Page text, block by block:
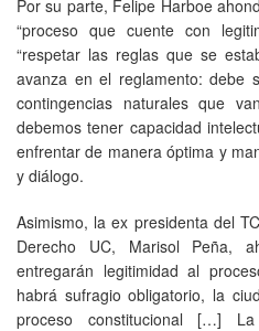
Por su parte, Felipe Harboe
“proceso que cuente con
“respetar las reglas que se
avanza en el reglamento: debe
contingencias naturales que
debemos tener capacidad
enfrentar de manera óptima y
y diálogo.
Asimismo, la ex presidenta del
Derecho UC, Marisol Peña,
entregarán legitimidad al
habrá sufragio obligatorio, la
proceso constitucional […]